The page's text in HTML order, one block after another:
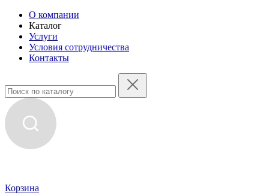
О компании
Каталог
Услуги
Условия сотрудничества
Контакты
Корзина